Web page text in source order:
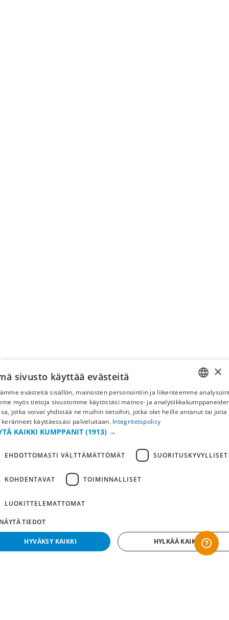
Pyydä apua
Ostoehdot
Maksu & toimitus
Yleisimmät kysymykset
Lisää meistä
FI
×
sivusto käyttää evästeitä
evästeitä sisällön, mainosten personointiin ja liikenteemme
myös tietoja sivustomme käytöstäsi mainos- ja
jotka voivat yhdistää ne muihin tietoihin, jotka olet heille antanut tai joita
keränneet käyttäessäsi palveluitaan. Integritetspolicy
KAIKKI KUMPPANIT (1913) →
EHDOTTOMASTI VÄLTTÄMÄTTÖMÄT SUORITUSKYVYLLISET
KOHDENTAVAT TOIMINNALLISET
LUOKITTELEMATTOMAT
TIEDOT
HYVÄKSY KAIKKI HYLKÄÄ KAIKKI